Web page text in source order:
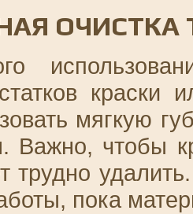
краски
мягкую
Важно, чтобы
трудно
пока